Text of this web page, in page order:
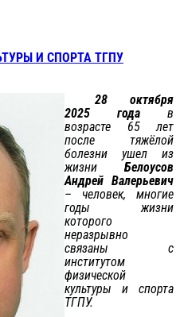
И СПОРТА ТГПУ
28 октября
2025 года в
возрасте 65 лет
после тяжёлой
болезни ушел из
жизни Белоусов
Андрей Валерьевич
– человек, многие
годы жизни
которого
неразрывно
связаны с
институтом
физической
культуры и спорта
ТГПУ.